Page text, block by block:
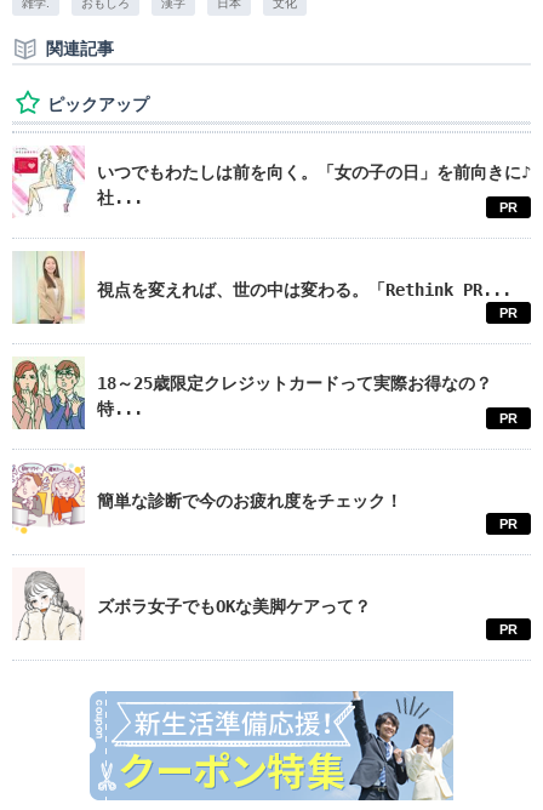
雑学. おもしろ 漢字 日本 文化
関連記事
ピックアップ
いつでもわたしは前を向く。「女の子の日」を前向きに♪
社...
PR
視点を変えれば、世の中は変わる。「Rethink PR...
PR
18～25歳限定クレジットカードって実際お得なの？
特...
PR
簡単な診断で今のお疲れ度をチェック！
PR
ズボラ女子でもOKな美脚ケアって？
PR